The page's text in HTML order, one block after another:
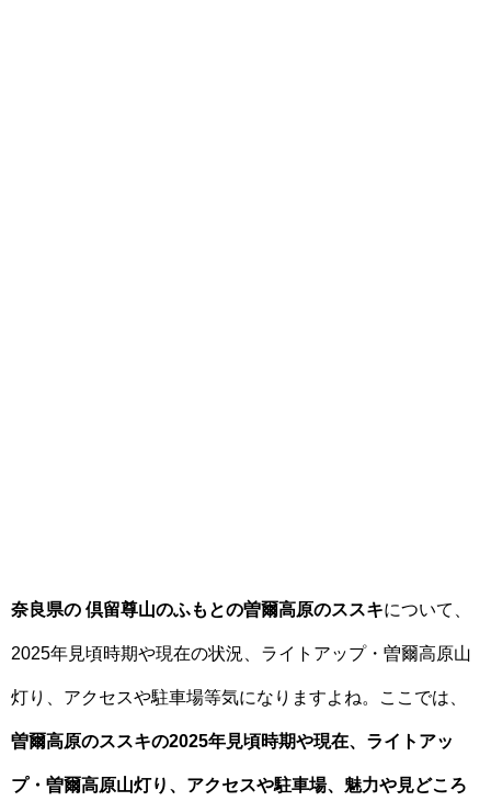
奈良県の 倶留尊山のふもとの曽爾高原のススキについて、
2025年見頃時期や現在の状況、ライトアップ・曽爾高原山
灯り、アクセスや駐車場等気になりますよね。ここでは、
曽爾高原のススキの2025年見頃時期や現在、ライトアッ
プ・曽爾高原山灯り、アクセスや駐車場、魅力や見どころ